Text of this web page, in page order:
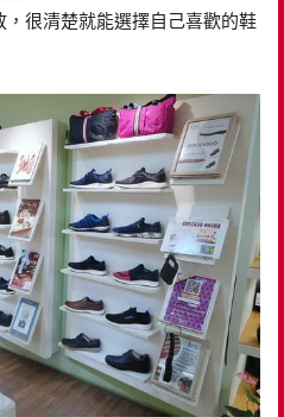
很清楚就能選擇自己喜歡的鞋